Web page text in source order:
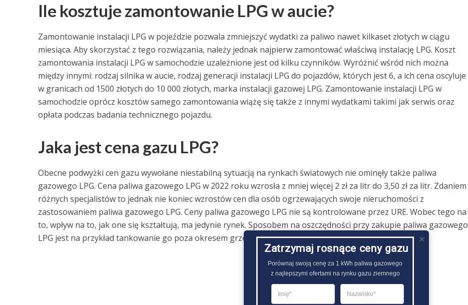
Ile kosztuje zamontowanie LPG w aucie?
Zamontowanie instalacji LPG w pojeździe pozwala zmniejszyć wydatki za paliwo nawet kilkaset złotych w ciągu
miesiąca. Aby skorzystać z tego rozwiązania, należy jednak najpierw zamontować właściwą instalację LPG. Koszt
zamontowania instalacji LPG w samochodzie uzależnione jest od kilku czynników. Wyróżnić wśród nich można
między innymi: rodzaj silnika w aucie, rodzaj generacji instalacji LPG do pojazdów, których jest 6, a ich cena oscyluje
w granicach od 1500 złotych do 10 000 złotych, marka instalacji gazowej LPG. Zamontowanie instalacji LPG w
samochodzie oprócz kosztów samego zamontowania wiążę się także z innymi wydatkami takimi jak serwis oraz
opłata podczas badania technicznego pojazdu.
Jaka jest cena gazu LPG?
Obecne podwyżki cen gazu wywołane niestabilną sytuacją na rynkach światowych nie ominęły także paliwa
gazowego LPG. Cena paliwa gazowego LPG w 2022 roku wzrosła z mniej więcej 2 zł za litr do 3,50 zł za litr. Zdaniem
różnych specjalistów to jednak nie koniec wzrostów cen dla osób ogrzewających swoje nieruchomości z
zastosowaniem paliwa gazowego LPG. Ceny paliwa gazowego LPG nie są kontrolowane przez URE. Wobec tego na
to, wpływ na to, jak one się kształtują, ma jedynie rynek. Sposobem na oszczędności przy zakupie paliwa gazowego
LPG jest na przykład tankowanie go poza okresem grzewczym, kiedy jego cenniki są niższe..
Zatrzymaj rosnące ceny gazu
Porównaj swoją cenę za 1 kWh paliwa gazowego
z najlepszymi ofertami na rynku gazu ziemnego